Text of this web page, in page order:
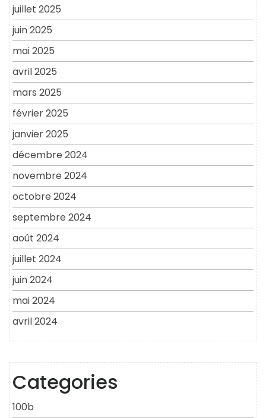
juillet 2025
juin 2025
mai 2025
avril 2025
mars 2025
février 2025
janvier 2025
décembre 2024
novembre 2024
octobre 2024
septembre 2024
août 2024
juillet 2024
juin 2024
mai 2024
avril 2024
Categories
100b